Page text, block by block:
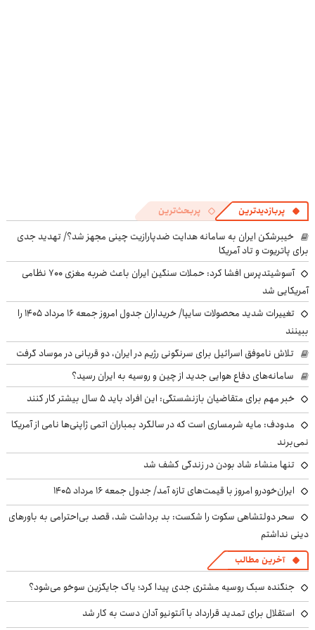
پربازدیدترین پربحث‌ترین
خیبرشکن ایران به سامانه هدایت ضدپارازیت چینی مجهز شد؟/ تهدید جدی
برای پاتریوت و تاد آمریکا
آسوشیتدپرس افشا کرد: حملات سنگین ایران باعث ضربه مغزی ۷۰۰ نظامی
آمریکایی شد
تغییرات شدید محصولات سایپا/ خریداران جدول امروز جمعه ۱۶ مرداد ۱۴۰۵ را
ببینند
تلاش ناموفق اسرائیل برای سرنگونی رژیم در ایران، دو قربانی در موساد گرفت
سامانه‌های دفاع هوایی جدید از چین و روسیه به ایران رسید؟
خبر مهم برای متقاضیان بازنشستگی: این افراد باید ۵ سال بیشتر کار کنند
مدودف: مایه شرمساری است که در سالگرد بمباران اتمی ژاپنی‌ها نامی از آمریکا
نمی‌برند
تنها منشاء شاد بودن در زندگی کشف شد
ایران‌خودرو امروز با قیمت‌های تازه آمد/ جدول جمعه ۱۶ مرداد ۱۴۰۵
سحر دولتشاهی سکوت را شکست: بد برداشت شد، قصد بی‌احترامی به باورهای
دینی نداشتم
آخرین مطالب
جنگنده سبک روسیه مشتری جدی پیدا کرد؛ یاک جایگزین سوخو می‌شود؟
استقلال برای تمدید قرارداد با آنتونیو آدان دست به کار شد